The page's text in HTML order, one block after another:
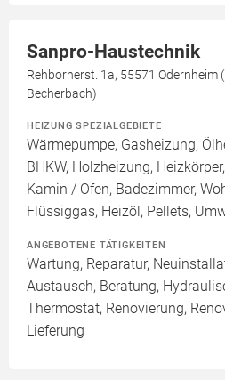
Sanpro-Haustechnik
Rehbornerst. 1a, 55571 Odernheim
Becherbach)
HEIZUNG SPEZIALGEBIETE
Wärmepumpe, Gasheizung,
BHKW, Holzheizung,
Kamin / Ofen, Badezimmer,
Flüssiggas, Heizöl, Pellets,
ANGEBOTENE TÄTIGKEITEN
Wartung, Reparatur,
Austausch, Beratung,
Thermostat, Renovierung,
Lieferung